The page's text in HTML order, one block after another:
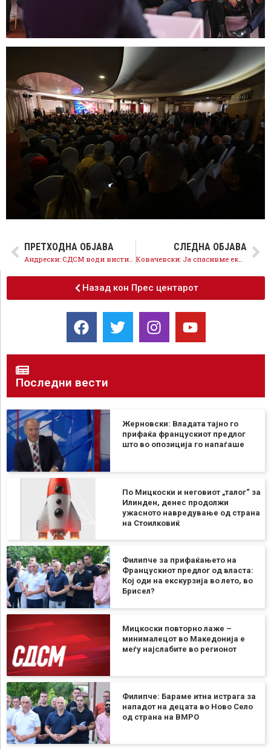
ПРЕТХОДНА ОБЈАВА
Андрески: СДСМ води вистинска грижа за граѓаните и ги реазлизиран стратешките интереси на државата
СЛЕДНА ОБЈАВА
Ковачевски: Ја спасивме економијата и обезбедивме доволно храна, струја и енергенси
Назад кон Прес центарот
Последни вести
Жерновски: Владата тајно го
прифаќа францускиот предлог
што во опозиција го напаѓаше
По Мицкоски и неговиот „талог“ за
Илинден, денес продолжи
ужасното навредување од страна
на Стоилковиќ
Филипче за прифаќањето на
Францускиот предлог од власта:
Кој оди на екскурзија во лето, во
Брисел?
Мицкоски повторно лаже –
минималецот во Македонија е
меѓу најслабите во регионот
Филипче: Бараме итна истрага за
нападот на децата во Ново Село
од страна на ВМРО